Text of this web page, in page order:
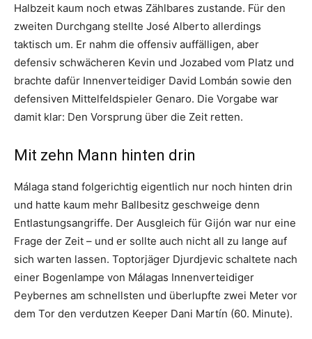
Halbzeit kaum noch etwas Zählbares zustande. Für den
zweiten Durchgang stellte José Alberto allerdings
taktisch um. Er nahm die offensiv auffälligen, aber
defensiv schwächeren Kevin und Jozabed vom Platz und
brachte dafür Innenverteidiger David Lombán sowie den
defensiven Mittelfeldspieler Genaro. Die Vorgabe war
damit klar: Den Vorsprung über die Zeit retten.
Mit zehn Mann hinten drin
Málaga stand folgerichtig eigentlich nur noch hinten drin
und hatte kaum mehr Ballbesitz geschweige denn
Entlastungsangriffe. Der Ausgleich für Gijón war nur eine
Frage der Zeit – und er sollte auch nicht all zu lange auf
sich warten lassen. Toptorjäger Djurdjevic schaltete nach
einer Bogenlampe von Málagas Innenverteidiger
Peybernes am schnellsten und überlupfte zwei Meter vor
dem Tor den verdutzen Keeper Dani Martín (60. Minute).